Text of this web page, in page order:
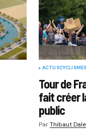
ACTUSCYCLISME
Tour de
fait créer
public
ParThibaut